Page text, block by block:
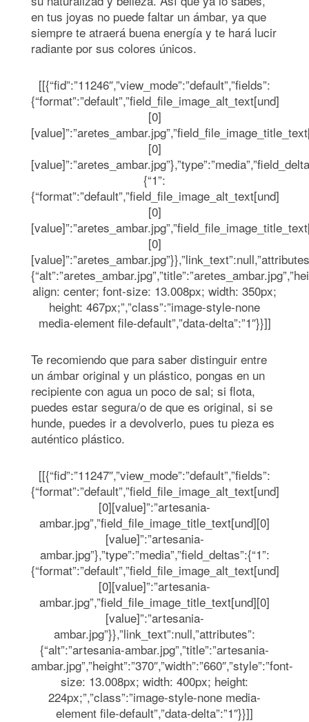
en tus joyas no puede faltar un ámbar, ya que
siempre te atraerá buena energía y te hará lucir
radiante por sus colores únicos.
[[{“fid”:”11246″,”view_mode”:”default”,”fields”:
{“format”:”default”,”field_file_image_alt_text[und]
[0]
[0]
{“1”:
{“format”:”default”,”field_file_image_alt_text[und]
[0]
[0]
align: center; font-size: 13.008px; width: 350px;
height: 467px;”,”class”:”image-style-none
media-element file-default”,”data-delta”:”1″}}]]
Te recomiendo que para saber distinguir entre
un ámbar original y un plástico, pongas en un
recipiente con agua un poco de sal; si flota,
puedes estar segura/o de que es original, si se
hunde, puedes ir a devolverlo, pues tu pieza es
auténtico plástico.
[[{“fid”:”11247″,”view_mode”:”default”,”fields”:
{“format”:”default”,”field_file_image_alt_text[und]
[0][value]”:”artesania-
ambar.jpg”,”field_file_image_title_text[und][0]
[value]”:”artesania-
ambar.jpg”},”type”:”media”,”field_deltas”:{“1”:
{“format”:”default”,”field_file_image_alt_text[und]
[0][value]”:”artesania-
ambar.jpg”,”field_file_image_title_text[und][0]
[value]”:”artesania-
ambar.jpg”}},”link_text”:null,”attributes”:
{“alt”:”artesania-ambar.jpg”,”title”:”artesania-
ambar.jpg”,”height”:”370″,”width”:”660″,”style”:”font-
size: 13.008px; width: 400px; height:
224px;”,”class”:”image-style-none media-
element file-default”,”data-delta”:”1″}}]]